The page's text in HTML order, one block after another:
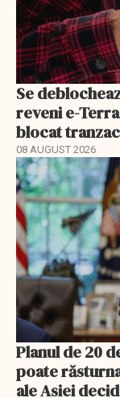
Se
reveni e-
blocat
08 AUGUST 2026
Planul de 20
poate
ale Asiei